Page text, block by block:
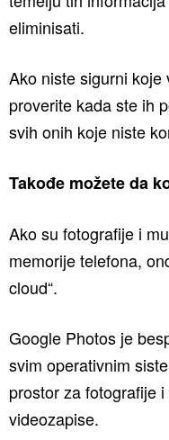
eliminisati.
Ako niste sigurni koje
proverite kada ste ih
svih onih koje niste
Takođe možete da
Ako su fotografije i
memorije telefona,
cloud“.
Google Photos je
svim operativnim
prostor za fotografije
videozapise.